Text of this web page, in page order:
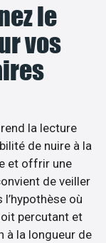
le
vos
la lecture
de nuire à la
et offrir une
de veiller
où
percutant et
à la longueur de